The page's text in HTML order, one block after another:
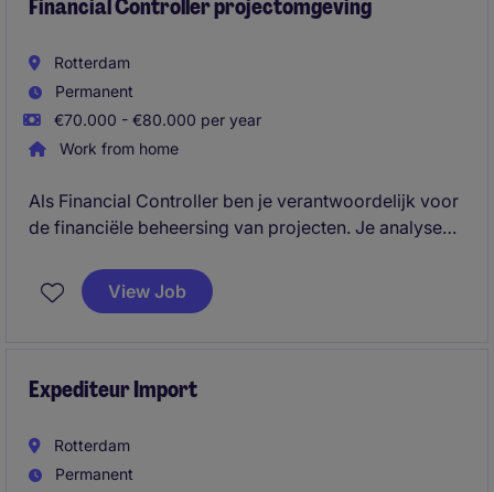
Financial Controller projectomgeving
Rotterdam
Permanent
€70.000 - €80.000 per year
Work from home
Als Financial Controller ben je verantwoordelijk voor
de financiële beheersing van projecten. Je analyseert
rapportages op en adviseert projectmanagement en
directie om projecten financieel succesvol en
View Job
Expediteur Import
Rotterdam
Permanent